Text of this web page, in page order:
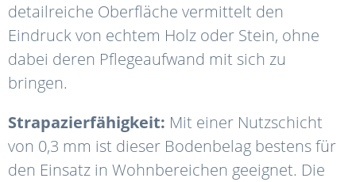
detailreiche Oberfläche vermittelt den
Eindruck von echtem Holz oder Stein, ohne
dabei deren Pflegeaufwand mit sich zu
bringen.
Strapazierfähigkeit: Mit einer Nutzschicht
von 0,3 mm ist dieser Bodenbelag bestens für
den Einsatz in Wohnbereichen geeignet. Die